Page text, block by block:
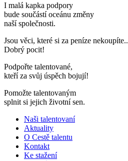
I malá kapka podpory
bude součástí oceánu změny
naší společnosti.
Jsou věci, které si za peníze nekoupíte..
Dobrý pocit!
Podpořte talentované,
kteří za svůj úspěch bojují!
Pomožte talentovaným
splnit si jejich životní sen.
Naši talentovaní
Aktuality
O Cestě talentu
Kontakt
Ke stažení